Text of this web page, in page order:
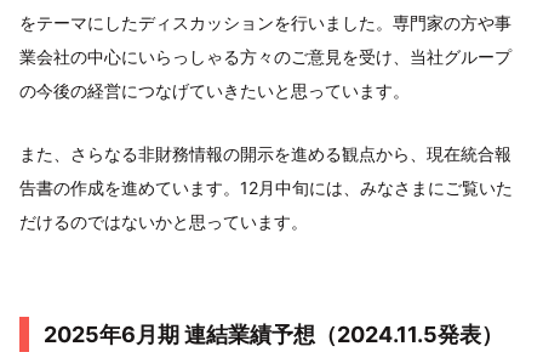
をテーマにしたディスカッションを行いました。専門家の方や事
業会社の中心にいらっしゃる方々のご意見を受け、当社グループ
の今後の経営につなげていきたいと思っています。
また、さらなる非財務情報の開示を進める観点から、現在統合報
告書の作成を進めています。12月中旬には、みなさまにご覧いた
だけるのではないかと思っています。
2025年6月期 連結業績予想（2024.11.5発表）